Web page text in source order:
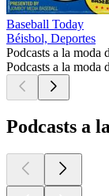
Baseball Today
Béisbol, Deportes
Podcasts a la moda
Podcasts a la moda
Podcasts a